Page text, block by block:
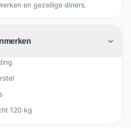
en gezellige diners.
120 kg